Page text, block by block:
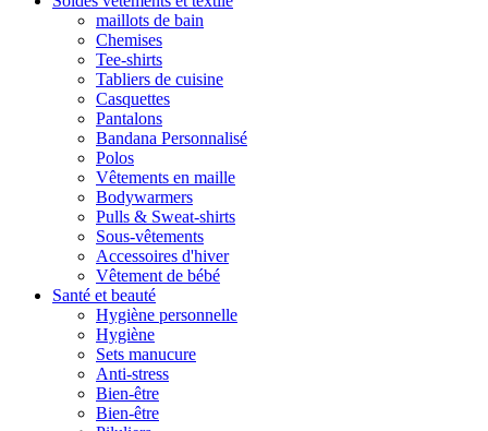
maillots de bain
Chemises
Tee-shirts
Tabliers de cuisine
Casquettes
Pantalons
Bandana Personnalisé
Polos
Vêtements en maille
Bodywarmers
Pulls & Sweat-shirts
Sous-vêtements
Accessoires d'hiver
Vêtement de bébé
Santé et beauté
Hygiène personnelle
Hygiène
Sets manucure
Anti-stress
Bien-être
Bien-être